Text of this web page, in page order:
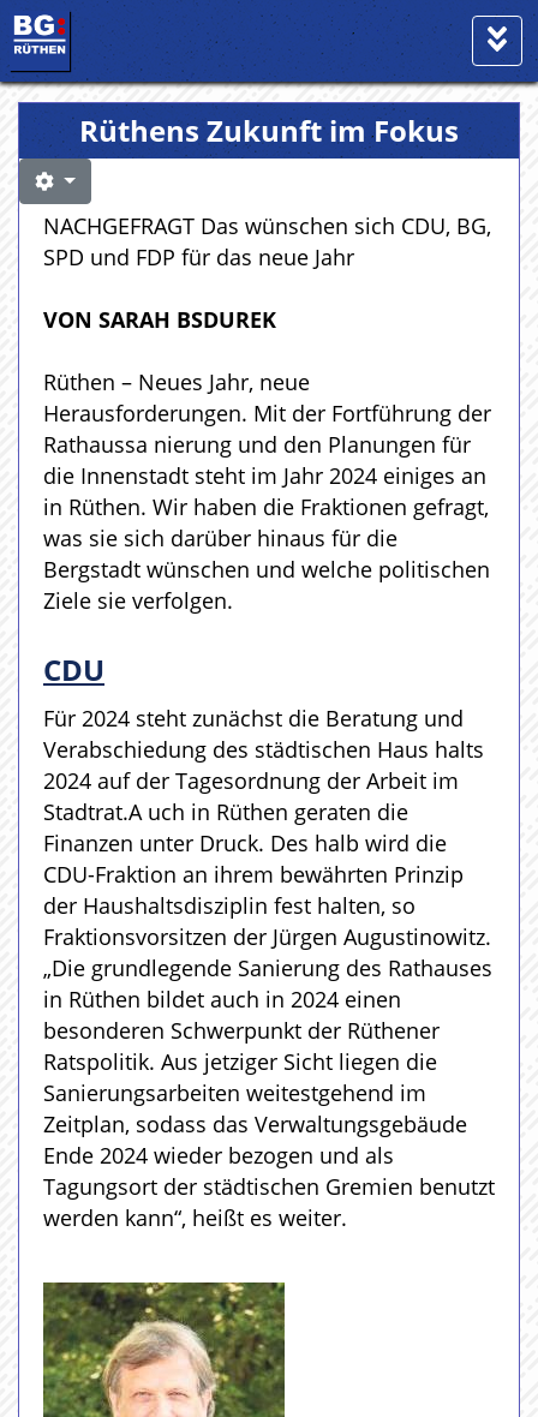
Rüthens Zukunft im Fokus
NACHGEFRAGT Das wünschen sich CDU, BG,
SPD und FDP für das neue Jahr
VON SARAH BSDUREK
Rüthen – Neues Jahr, neue
Herausforderungen. Mit der Fortführung der
Rathaussa nierung und den Planungen für
die Innenstadt steht im Jahr 2024 einiges an
in Rüthen. Wir haben die Fraktionen gefragt,
was sie sich darüber hinaus für die
Bergstadt wünschen und welche politischen
Ziele sie verfolgen.
CDU
Für 2024 steht zunächst die Beratung und
Verabschiedung des städtischen Haus halts
2024 auf der Tagesordnung der Arbeit im
Stadtrat.A uch in Rüthen geraten die
Finanzen unter Druck. Des halb wird die
CDU-Fraktion an ihrem bewährten Prinzip
der Haushaltsdisziplin fest halten, so
Fraktionsvorsitzen der Jürgen Augustinowitz.
„Die grundlegende Sanierung des Rathauses
in Rüthen bildet auch in 2024 einen
besonderen Schwerpunkt der Rüthener
Ratspolitik. Aus jetziger Sicht liegen die
Sanierungsarbeiten weitestgehend im
Zeitplan, sodass das Verwaltungsgebäude
Ende 2024 wieder bezogen und als
Tagungsort der städtischen Gremien benutzt
werden kann“, heißt es weiter.